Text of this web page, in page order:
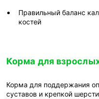
Правильный баланс
костей
Корма для
Корма для поддержания
суставов и крепкой